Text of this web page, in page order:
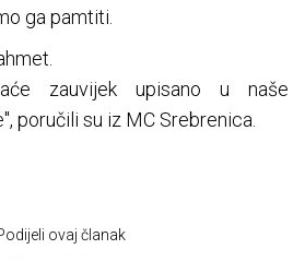
ga pamtiti.
zauvijek upisano u naše
poručili su iz MC Srebrenica.
ovaj članak